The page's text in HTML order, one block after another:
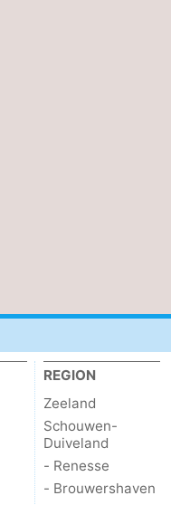
REGION
Zeeland
Schouwen-
Duiveland
- Renesse
- Brouwershaven